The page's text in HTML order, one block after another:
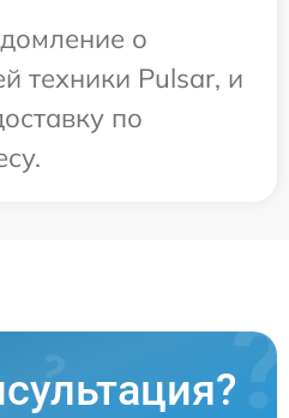
о
техники Pulsar, и
по